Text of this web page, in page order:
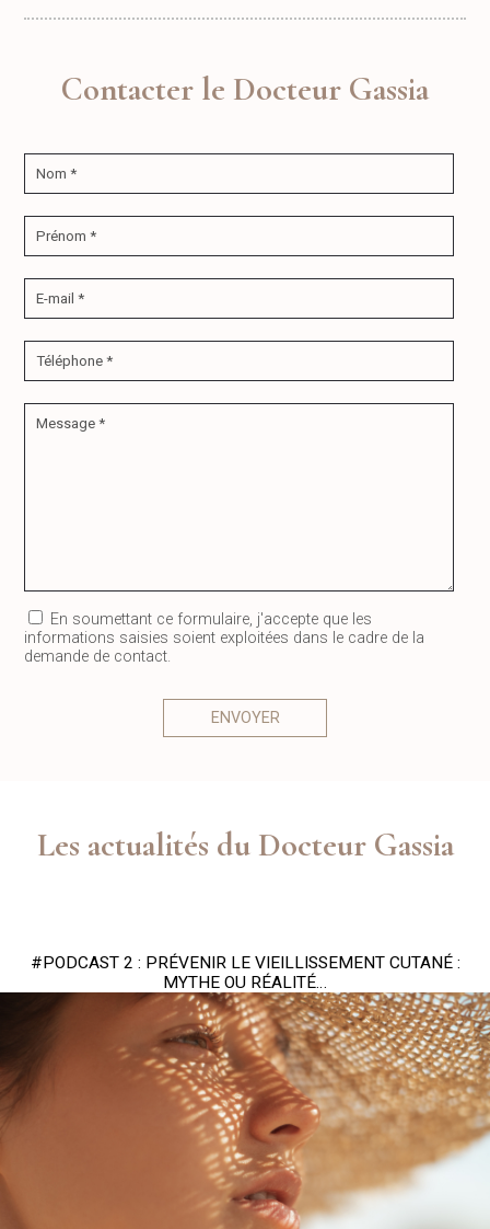
Contacter le Docteur Gassia
En soumettant ce formulaire, j'accepte que les
informations saisies soient exploitées dans le cadre de la
demande de contact.
Les actualités du Docteur Gassia
#PODCAST 2 : PRÉVENIR LE VIEILLISSEMENT CUTANÉ :
MYTHE OU RÉALITÉ…